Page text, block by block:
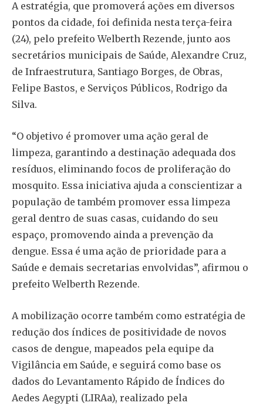
A estratégia, que promoverá ações em diversos
pontos da cidade, foi definida nesta terça-feira
(24), pelo prefeito Welberth Rezende, junto aos
secretários municipais de Saúde, Alexandre Cruz,
de Infraestrutura, Santiago Borges, de Obras,
Felipe Bastos, e Serviços Públicos, Rodrigo da
Silva.
“O objetivo é promover uma ação geral de
limpeza, garantindo a destinação adequada dos
resíduos, eliminando focos de proliferação do
mosquito. Essa iniciativa ajuda a conscientizar a
população de também promover essa limpeza
geral dentro de suas casas, cuidando do seu
espaço, promovendo ainda a prevenção da
dengue. Essa é uma ação de prioridade para a
Saúde e demais secretarias envolvidas”, afirmou o
prefeito Welberth Rezende.
A mobilização ocorre também como estratégia de
redução dos índices de positividade de novos
casos de dengue, mapeados pela equipe da
Vigilância em Saúde, e seguirá como base os
dados do Levantamento Rápido de Índices do
Aedes Aegypti (LIRAa), realizado pela